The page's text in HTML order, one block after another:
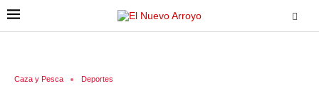
Caza y Pesca Deportes